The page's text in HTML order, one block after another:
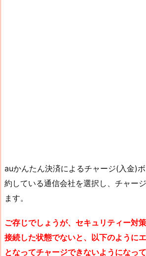
auかんたん決済によるチャージ(入金)
約している通信会社を選択し、チャー
ます。
ご存じでしょうが、セキュリティー対
接続した状態でないと、以下のように
となってチャージできないようになっ